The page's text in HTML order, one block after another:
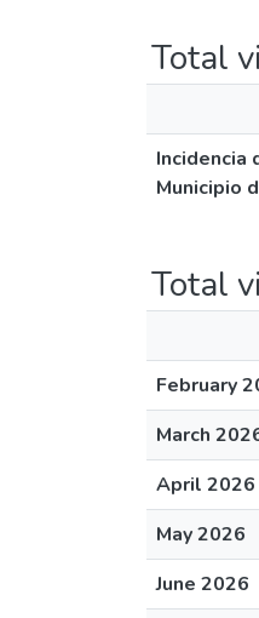
Total
Incidencia
Municipio
Total
February
March
April 2026
May 2026
June 2026